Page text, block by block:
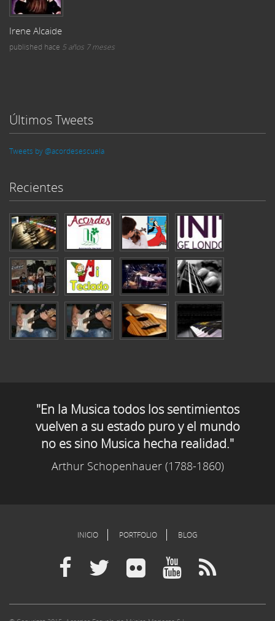
Irene Alcaide
published hace 5 años 7 meses
Últimos Tweets
Tweets by @acordesescuela
Recientes
"En la Musica todos los sentimientos
vuelven a su estado puro y el mundo
no es sino Musica hecha realidad."
Arthur Schopenhauer (1788-1860)
INICIO PORTFOLIO BLOG